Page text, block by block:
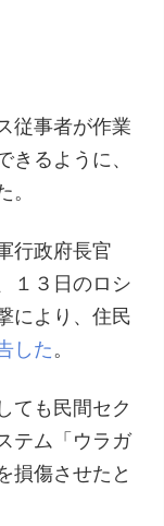
従事者が作業
きるように、
。
行政府長官
１３日のロシ
により、住民
した 。
ても民間セク
テム「ウラガ
損傷させたと